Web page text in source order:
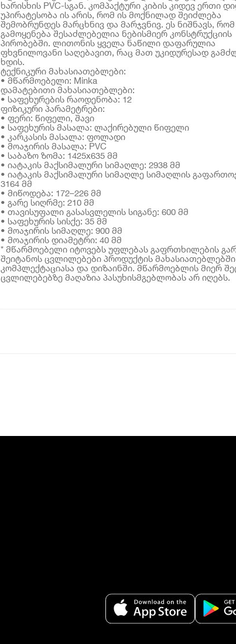
ხარისხის PVC-სგან. კომპაქტური კიბის კიდევ ერთი
უპირატესობა ის არის, რომ ის მოქნილად შეიძლება
შემობრუნდეს მარცხნივ და მარჯვნივ. ეს ნიშნავს, რომ
გამოყენება შესაძლებელია ნებისმიერ კონსტრუქციის
პირობებში. ლითონის ყველა ნაწილი დაფარულია
ფხვნილოვანი საღებავით, რაც მათ უკიდურესად
ხდის.
ტექნიკური მახასიათებლები:
• მწარმოებელი: Minka
დამატებითი მახასიათებლები:
• საფეხურების რაოდენობა: 12
ფიზიკური პარამეტრები:
• ფერი: წიფელი, შავი
• საფეხურის მასალა: ლაქირებული წიფელი
• კარკასის მასალა: ფოლადი
• მოაჯირის მასალა: PVC
• საბაზო ზომა: 1425x635 მმ
• იატაკის მაქსიმალური სიმაღლე: 2938 მმ
• იატაკის მაქსიმალური სიმაღლე სიმაღლის
3164 მმ
• მიწოდება: 172–226 მმ
• გარე სიღრმე: 210 მმ
• თავისუფალი გასასვლელის სიგანე: 600 მმ
• საფეხურის სისქე: 35 მმ
• მოაჯირის სიმაღლე: 900 მმ
• მოაჯირის დიამეტრი: 40 მმ
* მწარმოებელი იტოვებს უფლებას გაფრთხილების
შეიტანოს ცვლილებები პროდუქტის
კომპლექტაციასა და დიზაინში. მწარმოებლის მიერ
ცვლილებებზე მაღაზია პასუხისმგებლობას არ იღებს.